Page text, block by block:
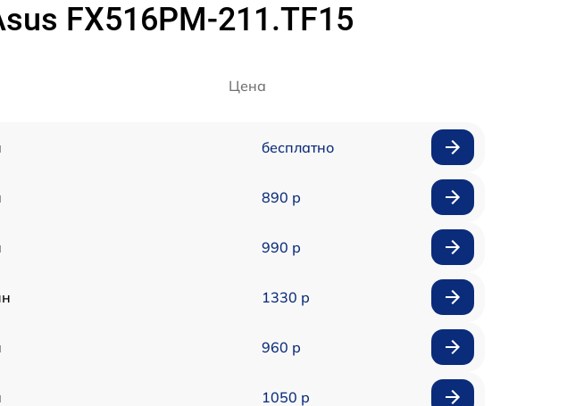
FX516PM-211.TF15
Цена
бесплатно
890 р
990 р
1330 р
960 р
1050 р